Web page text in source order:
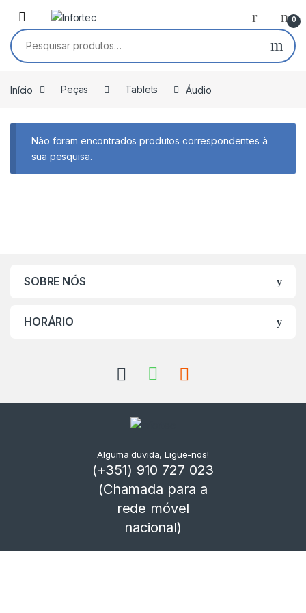
Saltar para navegação
Pular para o conteúdo
0
Pesquisar por:
Início Peças Tablets Áudio
Não foram encontrados produtos correspondentes à
sua pesquisa.
SOBRE NÓS
HORÁRIO
Alguma duvida, Ligue-nos!
(+351) 910 727 023
(Chamada para a
rede móvel
nacional)